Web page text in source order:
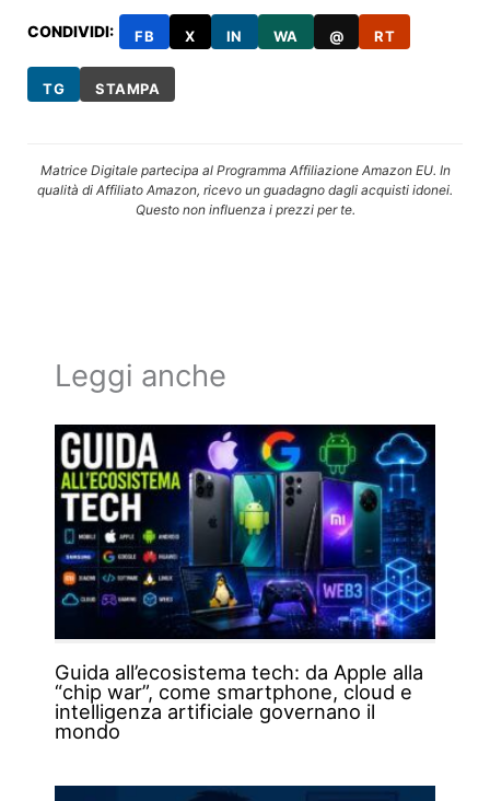
CONDIVIDI: FB X IN WA @ RT
TG STAMPA
Matrice Digitale partecipa al Programma Affiliazione Amazon EU. In
qualità di Affiliato Amazon, ricevo un guadagno dagli acquisti idonei.
Questo non influenza i prezzi per te.
Leggi anche
Guida all’ecosistema tech: da Apple alla
“chip war”, come smartphone, cloud e
intelligenza artificiale governano il
mondo